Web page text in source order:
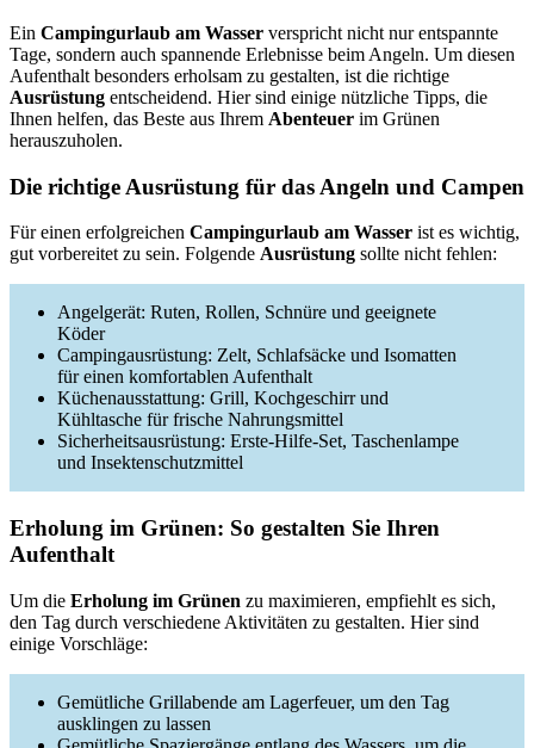
Ein Campingurlaub am Wasser verspricht nicht nur entspannte
Tage, sondern auch spannende Erlebnisse beim Angeln. Um diesen
Aufenthalt besonders erholsam zu gestalten, ist die richtige
Ausrüstung entscheidend. Hier sind einige nützliche Tipps, die
Ihnen helfen, das Beste aus Ihrem Abenteuer im Grünen
herauszuholen.
Die richtige Ausrüstung für das Angeln und Campen
Für einen erfolgreichen Campingurlaub am Wasser ist es wichtig,
gut vorbereitet zu sein. Folgende Ausrüstung sollte nicht fehlen:
Angelgerät: Ruten, Rollen, Schnüre und geeignete
Köder
Campingausrüstung: Zelt, Schlafsäcke und Isomatten
für einen komfortablen Aufenthalt
Küchenausstattung: Grill, Kochgeschirr und
Kühltasche für frische Nahrungsmittel
Sicherheitsausrüstung: Erste-Hilfe-Set, Taschenlampe
und Insektenschutzmittel
Erholung im Grünen: So gestalten Sie Ihren
Aufenthalt
Um die Erholung im Grünen zu maximieren, empfiehlt es sich,
den Tag durch verschiedene Aktivitäten zu gestalten. Hier sind
einige Vorschläge:
Gemütliche Grillabende am Lagerfeuer, um den Tag
ausklingen zu lassen